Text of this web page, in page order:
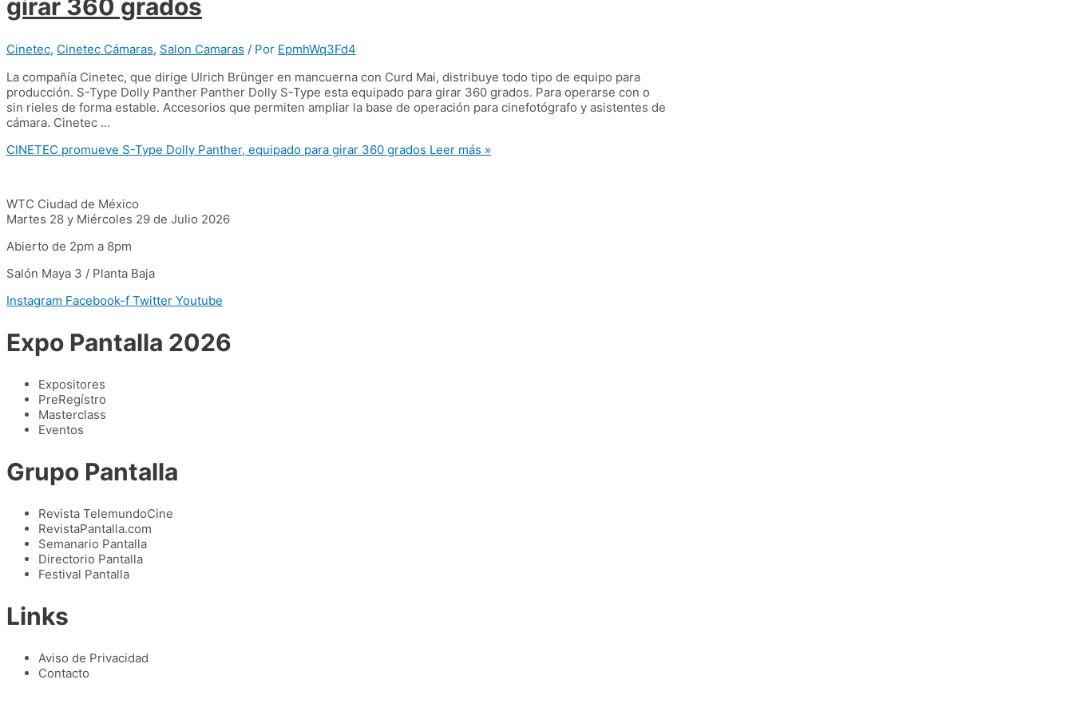
girar 360 grados
Cinetec, Cinetec Cámaras, Salon Camaras / Por EpmhWq3Fd4
La compañía Cinetec, que dirige Ulrich Brünger en mancuerna con Curd Mai, distribuye todo tipo de equipo para
producción. S-Type Dolly Panther Panther Dolly S-Type esta equipado para girar 360 grados. Para operarse con o
sin rieles de forma estable. Accesorios que permiten ampliar la base de operación para cinefotógrafo y asistentes de
cámara. Cinetec …
CINETEC promueve S-Type Dolly Panther, equipado para girar 360 grados Leer más »
WTC Ciudad de México
Martes 28 y Miércoles 29 de Julio 2026
Abierto de 2pm a 8pm
Salón Maya 3 / Planta Baja
Instagram Facebook-f Twitter Youtube
Expo Pantalla 2026
Expositores
PreRegístro
Masterclass
Eventos
Grupo Pantalla
Revista TelemundoCine
RevistaPantalla.com
Semanario Pantalla
Directorio Pantalla
Festival Pantalla
Links
Aviso de Privacidad
Contacto